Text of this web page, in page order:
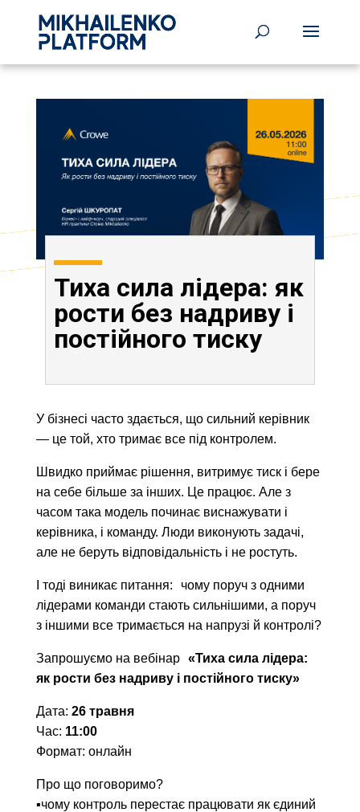
Тиха сила лідера: як
рости без надриву і
постійного тиску
У бізнесі часто здається, що сильний керівник
— це той, хто тримає все під контролем.
Швидко приймає рішення, витримує тиск і бере
на себе більше за інших. Це працює. Але з
часом така модель починає виснажувати і
керівника, і команду. Люди виконують задачі,
але не беруть відповідальність і не ростуть.
І тоді виникає питання: чому поруч з одними
лідерами команди стають сильнішими, а поруч
з іншими все тримається на напрузі й контролі?
Запрошуємо на вебінар «Тиха сила лідера:
як рости без надриву і постійного тиску»
Дата: 26 травня
Час: 11:00
Формат: онлайн
Про що поговоримо?
▪️чому контроль перестає працювати як єдиний